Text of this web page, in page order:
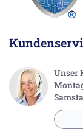
Unser